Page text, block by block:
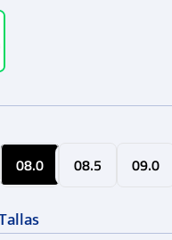
08.0 08.5 09.0